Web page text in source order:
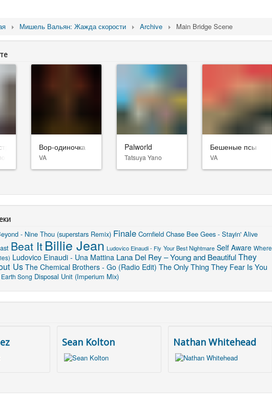
Мишель Вальян: Жажда скорости Archive Main Bridge Scene
Вор-одиночка
VA
Palworld
Tatsuya Yano
Бешеные псы
VA
- Nine Thou (superstars Remix) Finale Cornfield Chase Bee Gees - Stayin' Alive
Beat ItBillie Jean Ludovico Einaudi - Fly Your Best Nightmare Self Aware Where
Ludovico Einaudi - Una Mattina Lana Del Rey – Young and BeautifulThey
UsThe Chemical Brothers - Go (Radio Edit) The Only Thing They Fear Is You
Earth Song Disposal Unit (Imperium Mix)
Sean Kolton Nathan Whitehead